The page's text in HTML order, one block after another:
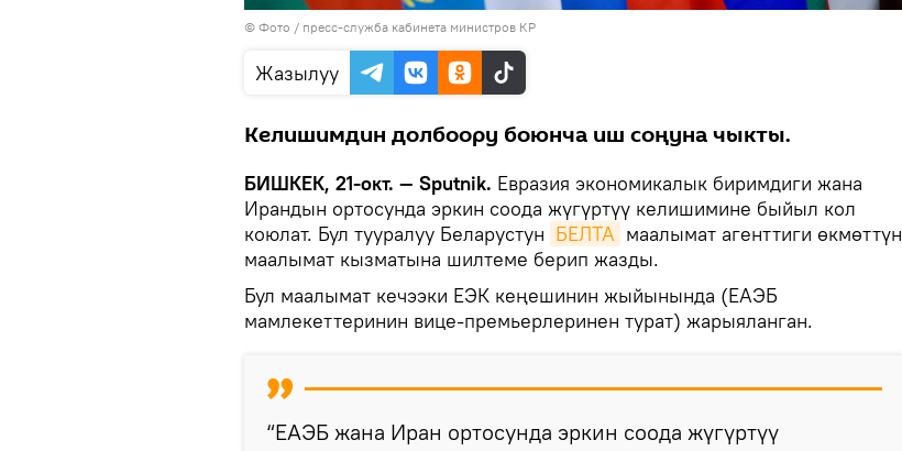
© Фото / пресс-служба кабинета министров КР
Жазылуу
Келишимдин долбоору боюнча иш соңуна чыкты.
БИШКЕК, 21-окт. — Sputnik. Евразия экономикалык биримдиги жана
Ирандын ортосунда эркин соода жүгүртүү келишимине быйыл кол
коюлат. Бул тууралуу Беларустун БЕЛТА маалымат агенттиги өкмөттүн
маалымат кызматына шилтеме берип жазды.
Бул маалымат кечээки ЕЭК кеңешинин жыйынында (ЕАЭБ
мамлекеттеринин вице-премьерлеринен турат) жарыяланган.
“ЕАЭБ жана Иран ортосунда эркин соода жүгүртүү